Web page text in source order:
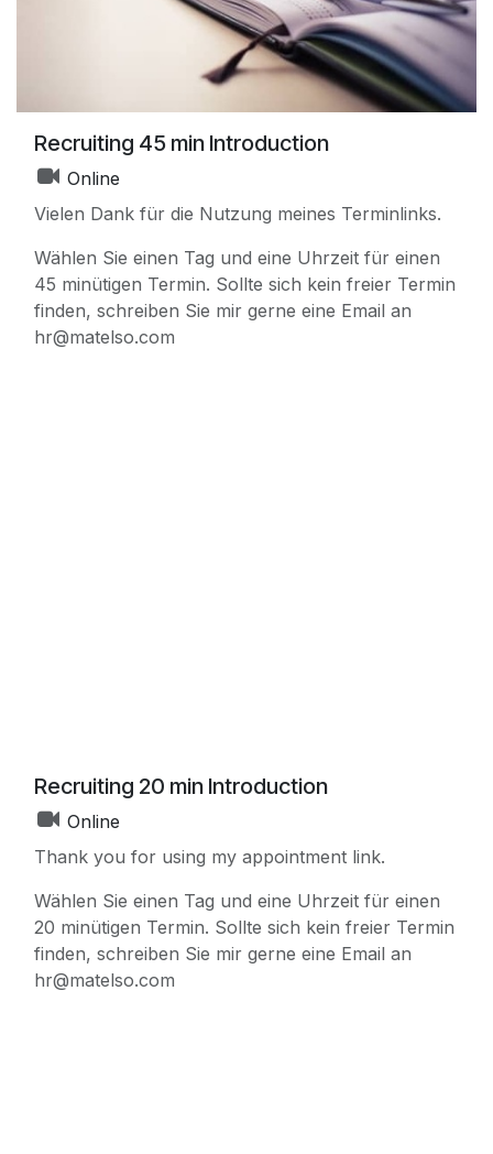
Recruiting 45 min Introduction
Online
Vielen Dank für die Nutzung meines Terminlinks.
Wählen Sie einen Tag und eine Uhrzeit für einen
45 minütigen Termin. Sollte sich kein freier Termin
finden, schreiben Sie mir gerne eine Email an
hr@matelso.com
Recruiting 20 min Introduction
Online
Thank you for using my appointment link.
Wählen Sie einen Tag und eine Uhrzeit für einen
20 minütigen Termin. Sollte sich kein freier Termin
finden, schreiben Sie mir gerne eine Email an
hr@matelso.com